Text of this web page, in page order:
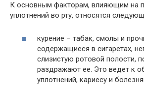
К основным факторам, влияющим на
уплотнений во рту, относятся
курение – табак, смолы и
содержащиеся в сигаретах,
слизистую ротовой полости,
раздражают ее. Это ведет к
уплотнений, кариесу и